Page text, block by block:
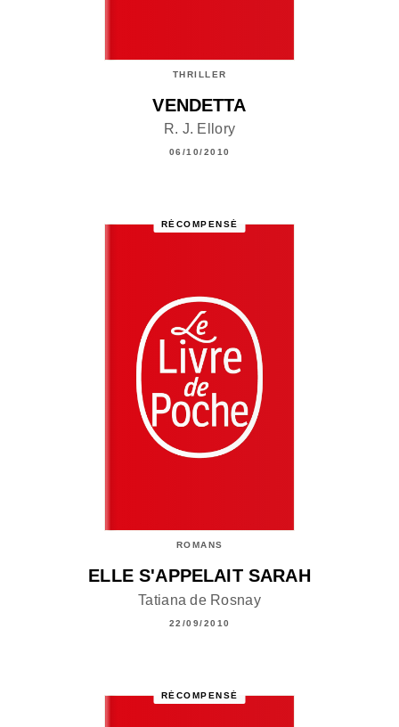
THRILLER
VENDETTA
R. J. Ellory
06/10/2010
RÉCOMPENSÉ
ROMANS
ELLE S'APPELAIT SARAH
Tatiana de Rosnay
22/09/2010
RÉCOMPENSÉ